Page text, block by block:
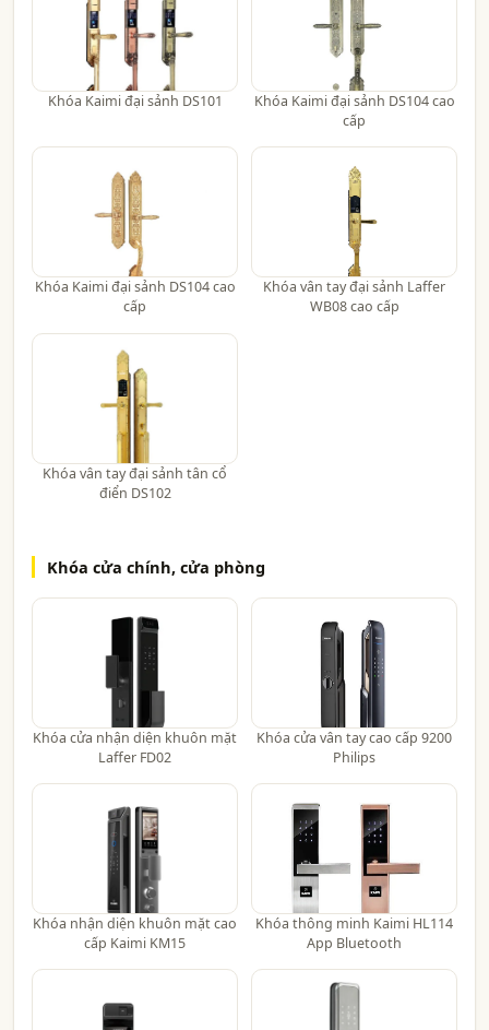
Khóa Kaimi đại sảnh DS101
Khóa Kaimi đại sảnh DS104 cao
cấp
Khóa Kaimi đại sảnh DS104 cao
cấp
Khóa vân tay đại sảnh Laffer
WB08 cao cấp
Khóa vân tay đại sảnh tân cổ
điển DS102
Khóa cửa chính, cửa phòng
Khóa cửa nhận diện khuôn mặt
Laffer FD02
Khóa cửa vân tay cao cấp 9200
Philips
Khóa nhận diện khuôn mặt cao
cấp Kaimi KM15
Khóa thông minh Kaimi HL114
App Bluetooth